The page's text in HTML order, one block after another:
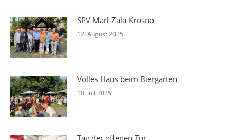
SPV Marl-Zala-Krosno
12. August 2025
Volles Haus beim Biergarten
18. Juli 2025
Tag der offenen Tür